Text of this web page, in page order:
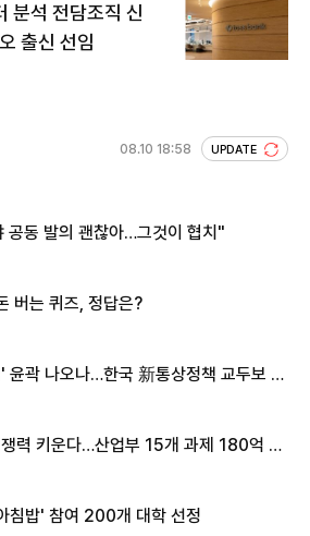
분석 전담조직 신
출신 선임
08.10 18:58 UPDATE
동 발의 괜찮아…그것이 협치"
버는 퀴즈, 정답은?
윤곽 나오나…한국 新통상정책 교두보 활
력 키운다…산업부 15개 과제 180억 지
침밥' 참여 200개 대학 선정